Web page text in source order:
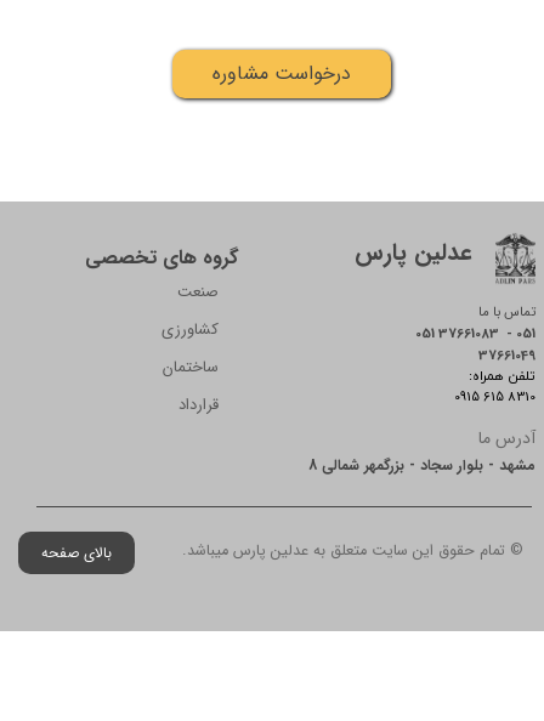
درخواست مشاوره
عدلین پارس
تماس با ما
051 37661083 - 051
37661049
:تلفن همراه
0915 615 8310
آدرس ما
مشهد - بلوار سجاد - بزرگمهر شمالی 8
صنعت
کشاورزی
ساختمان
قرارداد
گروه های تخصصی
© تمام حقوق این سایت متعلق به عدلین پارس میباشد. بالای صفحه